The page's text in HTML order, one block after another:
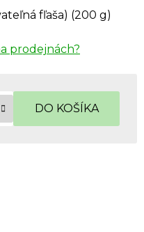
fľaša) (200 g)
prodejnách?
DO KOŠÍKA